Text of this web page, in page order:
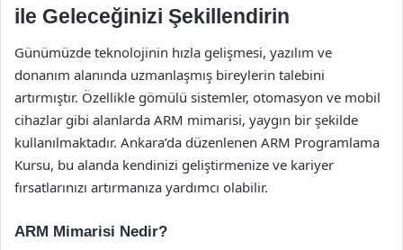
ile Geleceğinizi Şekillendirin
Günümüzde teknolojinin hızla gelişmesi, yazılım ve
donanım alanında uzmanlaşmış bireylerin talebini
artırmıştır. Özellikle gömülü sistemler, otomasyon ve mobil
cihazlar gibi alanlarda ARM mimarisi, yaygın bir şekilde
kullanılmaktadır. Ankara’da düzenlenen ARM Programlama
Kursu, bu alanda kendinizi geliştirmenize ve kariyer
fırsatlarınızı artırmanıza yardımcı olabilir.
ARM Mimarisi Nedir?